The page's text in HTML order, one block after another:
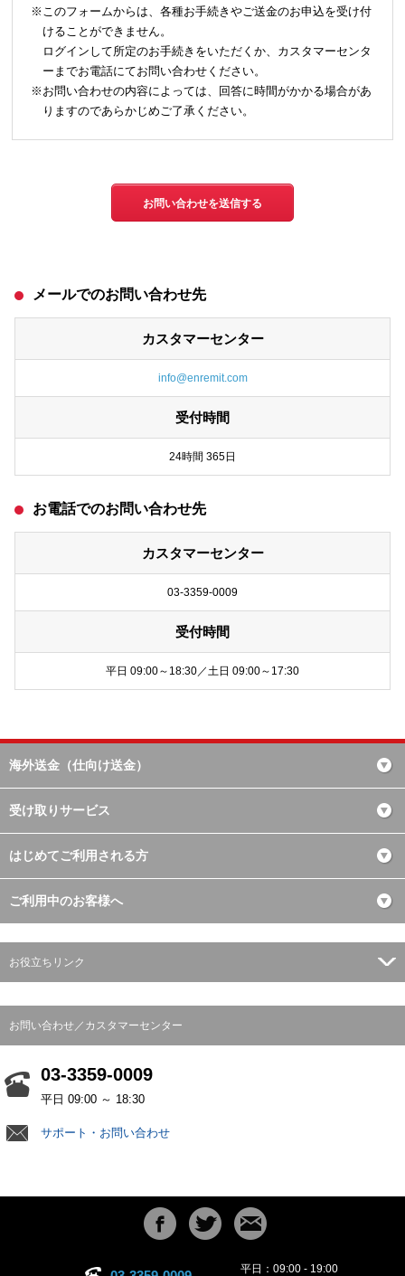
▽開示対象個人情報の開示等および問合せ窓口について
ご本人からの求めにより、当社が保有する開示対象個人情報の、利用目的
の通知、開示、内容の訂正、追加または削除、 利用の停止、消去および第
三者への提供の停止（「開示等」といいます。>）に応じます。
▽株式会社シースクェア 個人情報お問合せ窓口
（受付時間は、平日9時～18時30分 但し、年末年始、夏季休暇は除きま
▽本人が容易に認識できない方法による個人情報の取得
クッキーやWebビーコン等を用いるなどして、本人が容易に認識できない
※このフォームからは、各種お手続きやご送金のお申込を受け付
けることができません。
ログインして所定のお手続きをいただくか、カスタマーセンタ
ーまでお電話にてお問い合わせください。
※お問い合わせの内容によっては、回答に時間がかかる場合があ
りますのであらかじめご了承ください。
メールでのお問い合わせ先
カスタマーセンター
info@enremit.com
受付時間
24時間 365日
お電話でのお問い合わせ先
カスタマーセンター
03-3359-0009
受付時間
平日 09:00～18:30／土日 09:00～17:30
海外送金（仕向け送金）
受け取りサービス
はじめてご利用される方
ご利用中のお客様へ
お役立ちリンク
お問い合わせ／カスタマーセンター
03-3359-0009
平日 09:00 ～ 18:30
サポート・お問い合わせ
平日：09:00 - 19:00